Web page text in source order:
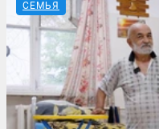
СЕМЬЯ